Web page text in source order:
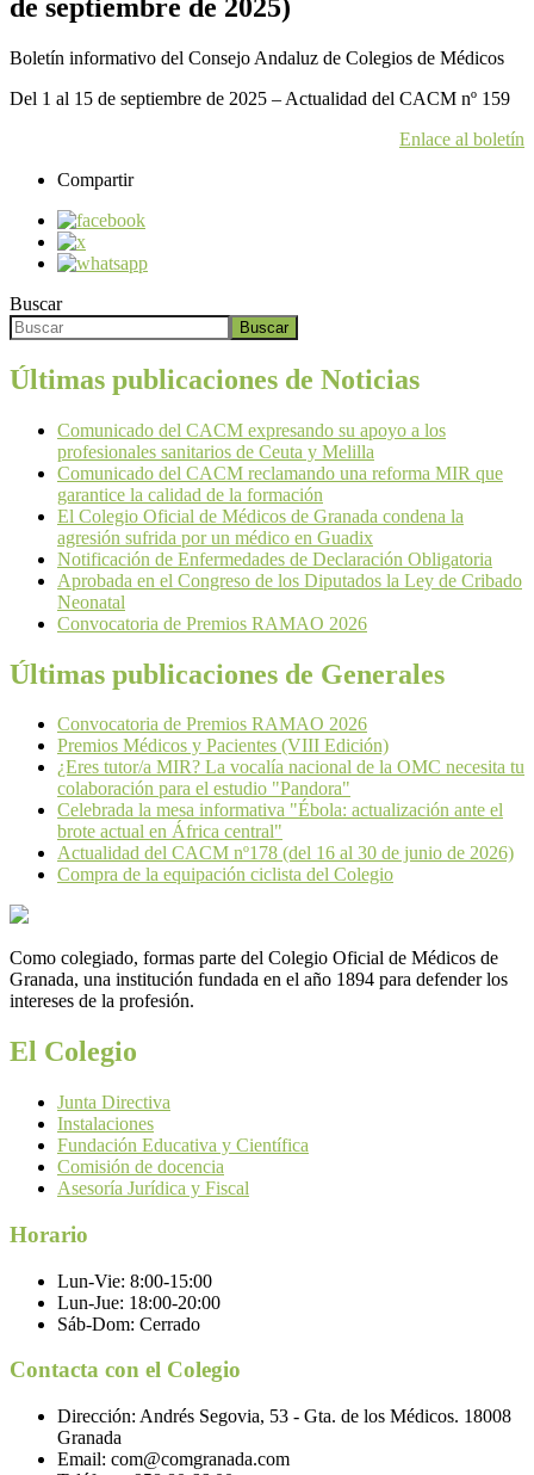
de septiembre de 2025)
Boletín informativo del Consejo Andaluz de Colegios de Médicos
Del 1 al 15 de septiembre de 2025 – Actualidad del CACM nº 159
Enlace al boletín
Compartir
Buscar
Buscar
Últimas publicaciones de Noticias
Comunicado del CACM expresando su apoyo a los
profesionales sanitarios de Ceuta y Melilla
Comunicado del CACM reclamando una reforma MIR que
garantice la calidad de la formación
El Colegio Oficial de Médicos de Granada condena la
agresión sufrida por un médico en Guadix
Notificación de Enfermedades de Declaración Obligatoria
Aprobada en el Congreso de los Diputados la Ley de Cribado
Neonatal
Convocatoria de Premios RAMAO 2026
Últimas publicaciones de Generales
Convocatoria de Premios RAMAO 2026
Premios Médicos y Pacientes (VIII Edición)
¿Eres tutor/a MIR? La vocalía nacional de la OMC necesita tu
colaboración para el estudio "Pandora"
Celebrada la mesa informativa "Ébola: actualización ante el
brote actual en África central"
Actualidad del CACM nº178 (del 16 al 30 de junio de 2026)
Compra de la equipación ciclista del Colegio
Como colegiado, formas parte del Colegio Oficial de Médicos de
Granada, una institución fundada en el año 1894 para defender los
intereses de la profesión.
El Colegio
Junta Directiva
Instalaciones
Fundación Educativa y Científica
Comisión de docencia
Asesoría Jurídica y Fiscal
Horario
Lun-Vie: 8:00-15:00
Lun-Jue: 18:00-20:00
Sáb-Dom: Cerrado
Contacta con el Colegio
Dirección: Andrés Segovia, 53 - Gta. de los Médicos. 18008
Granada
Email: com@comgranada.com